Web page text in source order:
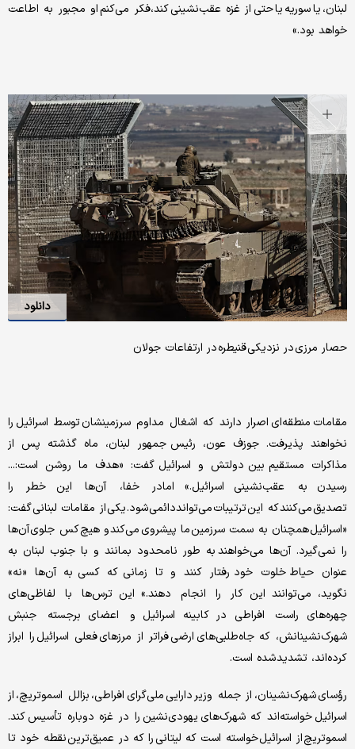
لبنان، یا سوریه یا حتی از غزه عقب‌نشینی کند،فکر می‌کنم او مجبور به اطاعت
خواهد بود.»
دانلود
حصار مرزی در نزدیکی قنیطره در ارتفاعات جولان
مقامات منطقه‌ای اصرار دارند که اشغال مداوم سرزمینشان توسط اسرائیل را
نخواهند پذیرفت. جوزف عون، رئیس جمهور لبنان، ماه گذشته پس از
مذاکرات مستقیم بین دولتش و اسرائیل گفت: «هدف ما روشن است:...
رسیدن به عقب‌نشینی اسرائیل.» امادر خفا، آن‌ها این خطر را
تصدیق می‌کنند که این ترتیبات می‌توانددائمی شود. یکی از مقامات لبنانی گفت:
«اسرائیل همچنان به سمت سرزمین ما پیشروی می‌کند و هیچ کس جلوی آن‌ها
را نمی‌گیرد. آن‌ها می‌خواهند به طور نامحدود بمانند و با جنوب لبنان به
عنوان حیاط خلوت خود رفتار کنند و تا زمانی که کسی به آن‌ها «نه»
نگوید، می‌توانند این کار را انجام دهند.» این ترس‌ها با لفاظی‌های
چهره‌های راست افراطی در کابینه اسرائیل و اعضای برجسته جنبش
شهرک‌نشینانش، که جاه‌طلبی‌های ارضی فراتر از مرزهای فعلی اسرائیل را ابراز
کرده‌اند، تشدید شده است.
رؤسای شهرک‌نشینان، از جمله وزیر دارایی ملی‌گرای افراطی، بزالل اسموتریچ، از
اسرائیل خواسته‌اند که شهرک‌های یهودی‌نشین را در غزه دوباره تأسیس کند.
اسموتریچ از اسرائیل خواسته است که لیتانی را که در عمیق‌ترین نقطه خود تا